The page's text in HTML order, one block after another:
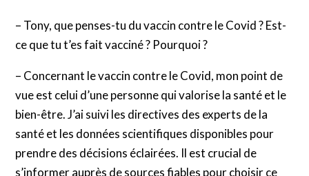
– Tony, que penses-tu du vaccin contre le Covid ? Est-
ce que tu t’es fait vacciné ? Pourquoi ?
– Concernant le vaccin contre le Covid, mon point de
vue est celui d’une personne qui valorise la santé et le
bien-être. J’ai suivi les directives des experts de la
santé et les données scientifiques disponibles pour
prendre des décisions éclairées. Il est crucial de
s’informer auprès de sources fiables pour choisir ce